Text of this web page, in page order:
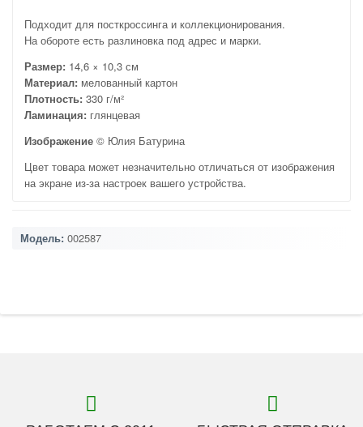
Подходит для посткроссинга и коллекционирования.
На обороте есть разлиновка под адрес и марки.
Размер: 14,6 × 10,3 см
Материал: мелованный картон
Плотность: 330 г/м²
Ламинация: глянцевая
Изображение © Юлия Батурина
Цвет товара может незначительно отличаться от изображения
на экране из-за настроек вашего устройства.
Модель: 002587